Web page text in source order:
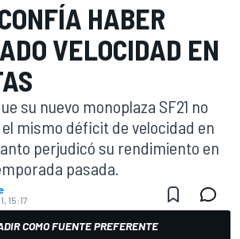
HABER
VELOCIDAD EN
su nuevo monoplaza SF21 no
mismo déficit de velocidad en
perjudicó su rendimiento en
pasada.
15:17
COMO FUENTE PREFERENTE